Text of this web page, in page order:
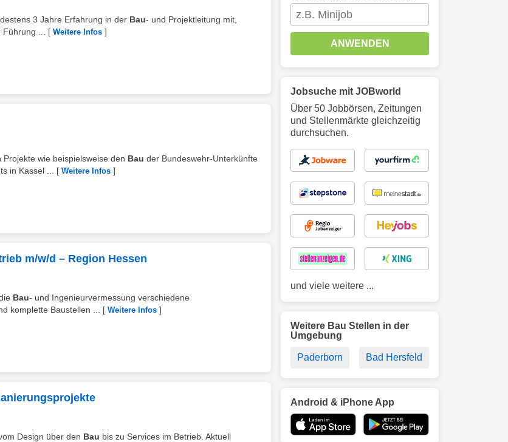
3 Jahre Erfahrung in der Bau- und Projektleitung mit,
...
[ Weitere Infos ]
Projekte wie beispielsweise den Bau der Bundeswehr-Unterkünfte
in Kassel ...
[ Weitere Infos ]
m/w/d – Region Hessen
Bau- und Ingenieurvermessung verschiedene
komplette Baustellen ...
[ Weitere Infos ]
Design über den Bau bis zu Services im Betrieb. Aktuell
ANWENDEN
Jobsuche mit JOBworld
Über 50 Jobbörsen, Zeitungen
und Stellenmärkte gleichzeitig
durchsuchen.
und viele weitere ...
Weitere Bau Stellen in der
Umgebung
Paderborn Bad Hersfeld
Android & iPhone App